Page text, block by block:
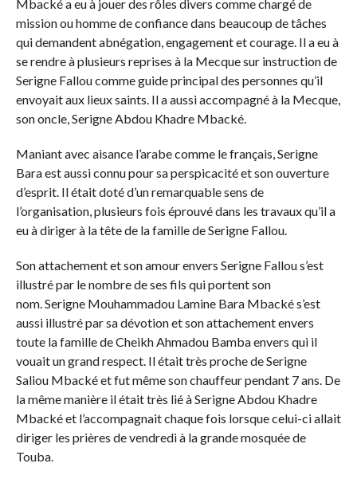
Mbacké a eu à jouer des rôles divers comme chargé de
mission ou homme de confiance dans beaucoup de tâches
qui demandent abnégation, engagement et courage. Il a eu à
se rendre à plusieurs reprises à la Mecque sur instruction de
Serigne Fallou comme guide principal des personnes qu’il
envoyait aux lieux saints. Il a aussi accompagné à la Mecque,
son oncle, Serigne Abdou Khadre Mbacké.
Maniant avec aisance l’arabe comme le français, Serigne
Bara est aussi connu pour sa perspicacité et son ouverture
d’esprit. Il était doté d’un remarquable sens de
l’organisation, plusieurs fois éprouvé dans les travaux qu’il a
eu à diriger à la tête de la famille de Serigne Fallou.
Son attachement et son amour envers Serigne Fallou s’est
illustré par le nombre de ses fils qui portent son
nom. Serigne Mouhammadou Lamine Bara Mbacké s’est
aussi illustré par sa dévotion et son attachement envers
toute la famille de Cheikh Ahmadou Bamba envers qui il
vouait un grand respect. Il était très proche de Serigne
Saliou Mbacké et fut même son chauffeur pendant 7 ans. De
la même manière il était très lié à Serigne Abdou Khadre
Mbacké et l’accompagnait chaque fois lorsque celui-ci allait
diriger les prières de vendredi à la grande mosquée de
Touba.